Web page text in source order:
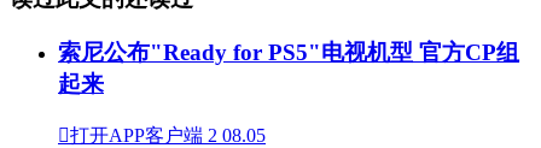
索尼公布"Ready for PS5"电视机型 官方CP组
起来
打开APP客户端 2 08.05